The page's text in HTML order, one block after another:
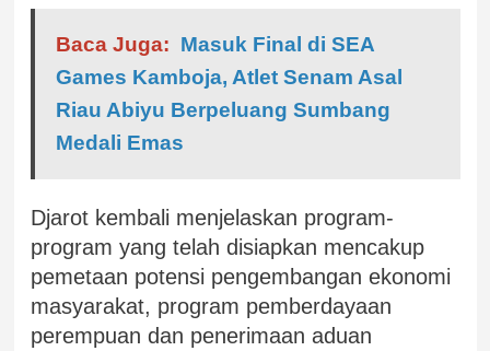
Baca Juga: Masuk Final di SEA
Games Kamboja, Atlet Senam Asal
Riau Abiyu Berpeluang Sumbang
Medali Emas
Djarot kembali menjelaskan program-
program yang telah disiapkan mencakup
pemetaan potensi pengembangan ekonomi
masyarakat, program pemberdayaan
perempuan dan penerimaan aduan